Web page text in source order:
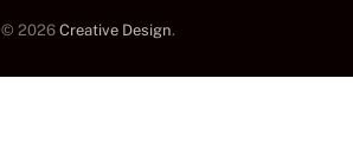
© 2026 Creative Design.